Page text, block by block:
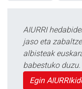
AIURRI
jaso eta
albisteak
babestuko duzu.
Egin